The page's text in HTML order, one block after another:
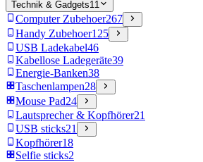
Technik & Gadgets11
Computer Zubehoer267
Handy Zubehoer125
USB Ladekabel46
Kabellose Ladegeräte39
Energie-Banken38
Taschenlampen28
Mouse Pad24
Lautsprecher & Kopfhörer21
USB sticks21
Kopfhörer18
Selfie sticks2